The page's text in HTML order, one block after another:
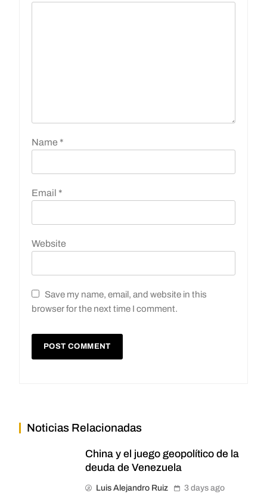
Name *
Email *
Website
Save my name, email, and website in this
browser for the next time I comment.
Noticias Relacionadas
China y el juego geopolítico de la
deuda de Venezuela
Luis Alejandro Ruiz 3 days ago